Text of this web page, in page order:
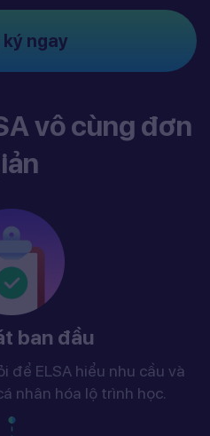
ngay
vô cùng đơn
ban đầu
để ELSA hiểu nhu cầu và
nhân hóa lộ trình học.